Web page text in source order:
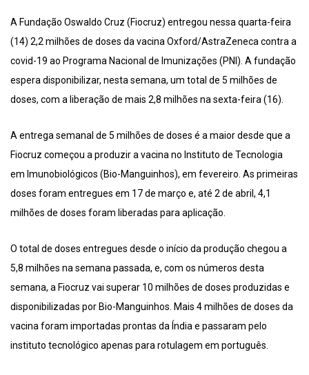
A Fundação Oswaldo Cruz (Fiocruz) entregou nessa quarta-feira
(14) 2,2 milhões de doses da vacina Oxford/AstraZeneca contra a
covid-19 ao Programa Nacional de Imunizações (PNI). A fundação
espera disponibilizar, nesta semana, um total de 5 milhões de
doses, com a liberação de mais 2,8 milhões na sexta-feira (16).
A entrega semanal de 5 milhões de doses é a maior desde que a
Fiocruz começou a produzir a vacina no Instituto de Tecnologia
em Imunobiológicos (Bio-Manguinhos), em fevereiro. As primeiras
doses foram entregues em 17 de março e, até 2 de abril, 4,1
milhões de doses foram liberadas para aplicação.
O total de doses entregues desde o início da produção chegou a
5,8 milhões na semana passada, e, com os números desta
semana, a Fiocruz vai superar 10 milhões de doses produzidas e
disponibilizadas por Bio-Manguinhos. Mais 4 milhões de doses da
vacina foram importadas prontas da Índia e passaram pelo
instituto tecnológico apenas para rotulagem em português.